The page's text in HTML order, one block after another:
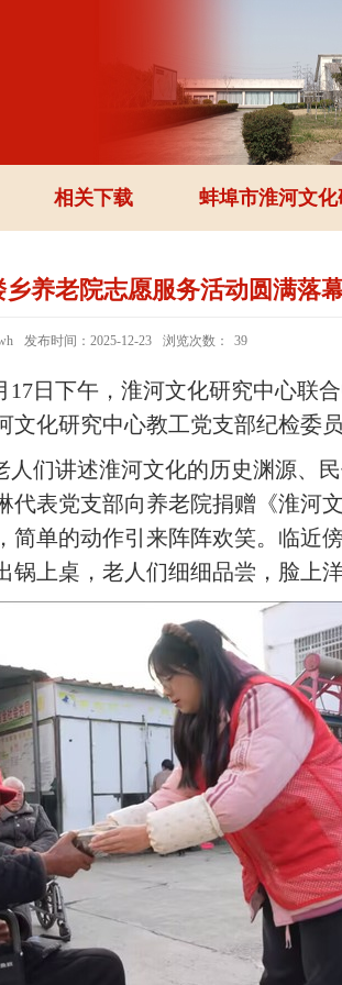
相关下载 蚌埠市淮河文
养老院志愿服务活动圆满落
发布时间：2025-12-23 浏览次数： 39
日下午，淮河文化研究中心联
化研究中心教工党支部纪检委
们讲述淮河文化的历史渊源、
表党支部向养老院捐赠《淮河
单的动作引来阵阵欢笑。临近
上桌，老人们细细品尝，脸上